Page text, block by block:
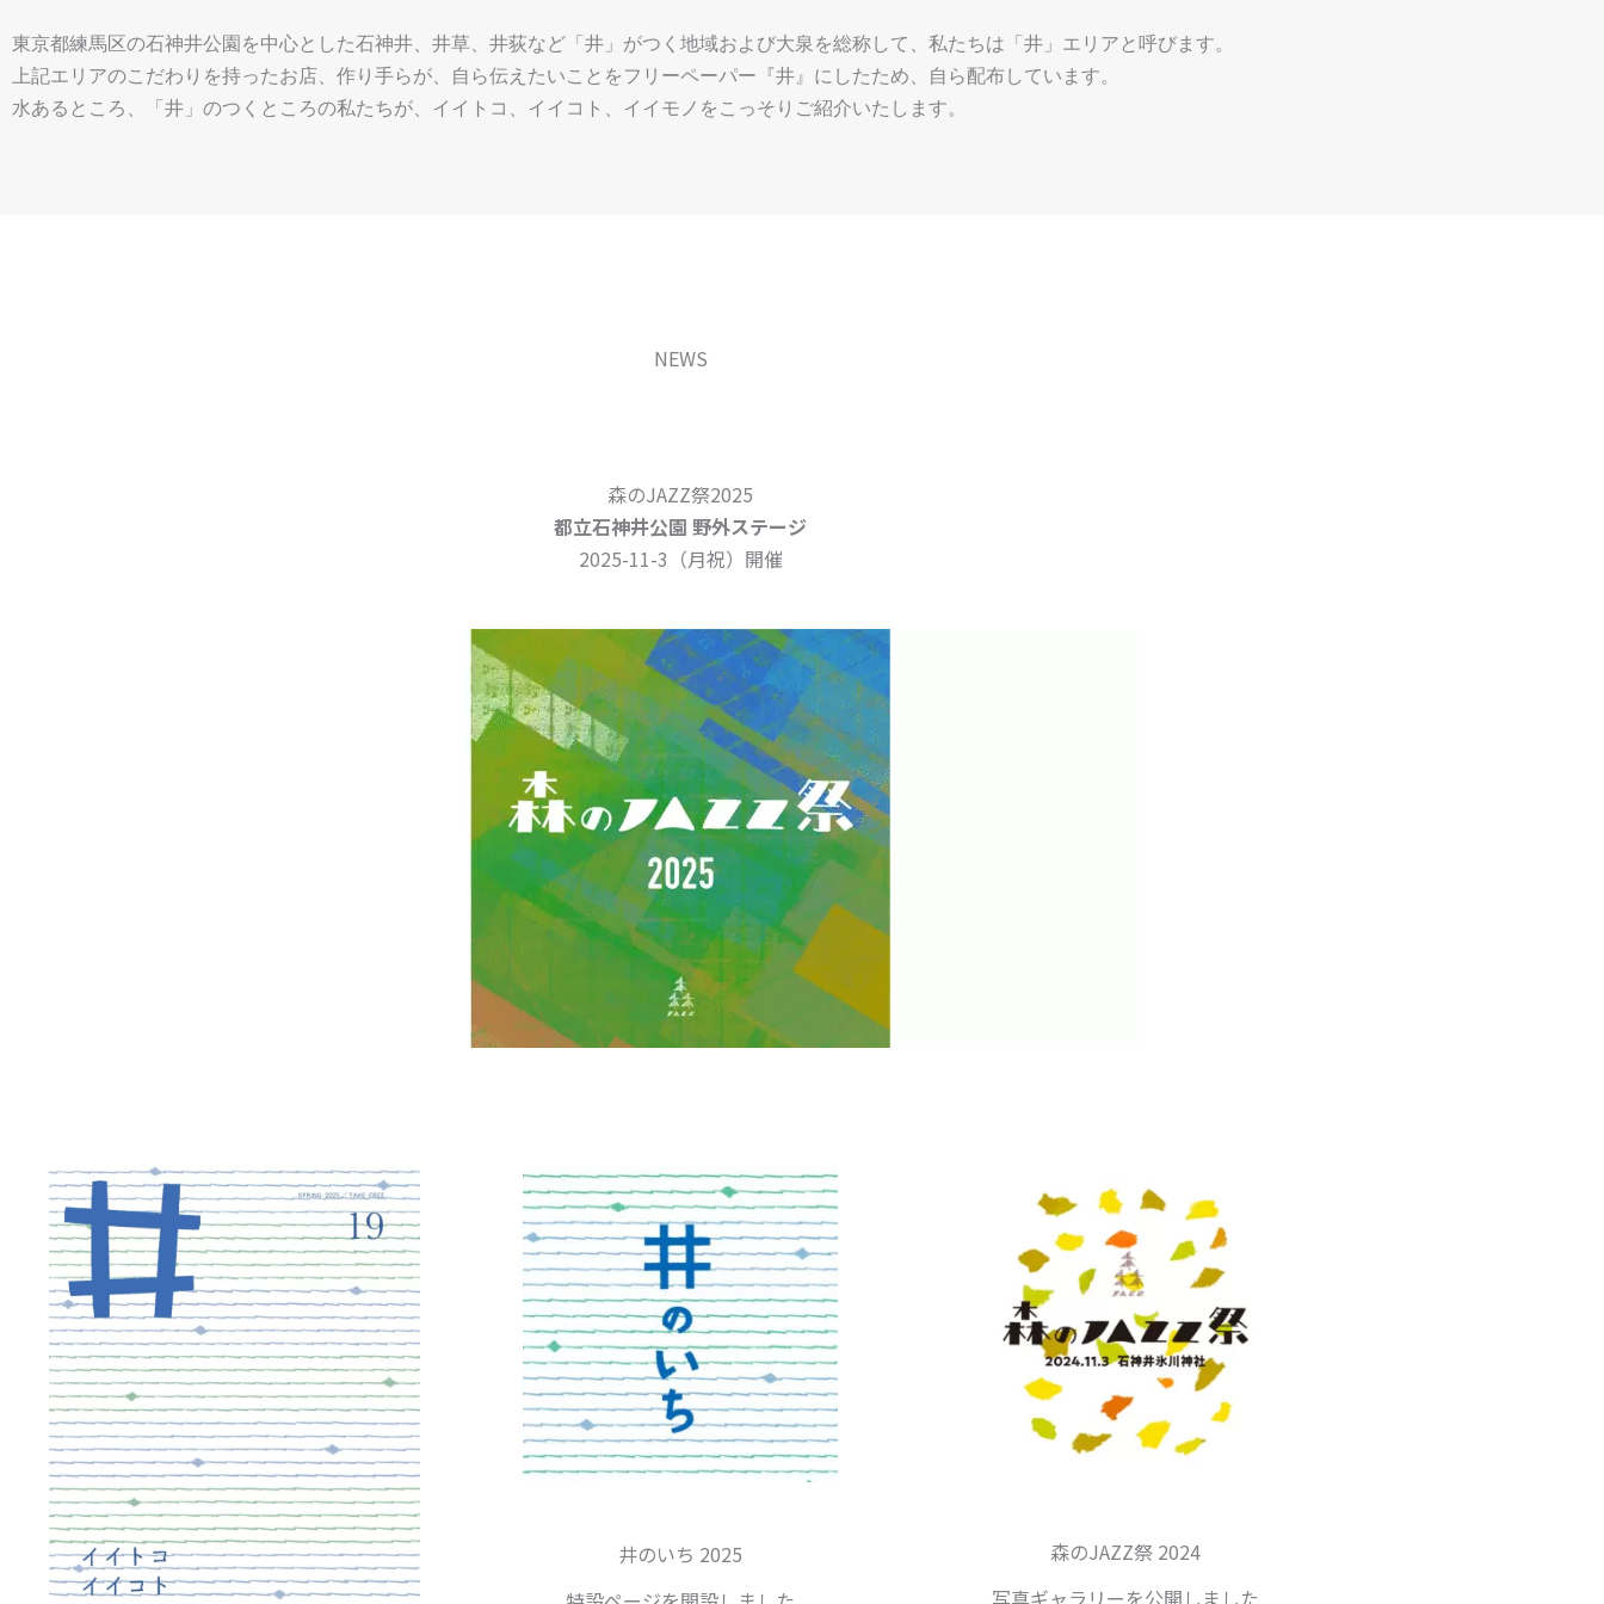
東京都練馬区の石神井公園を中心とした石神井、井草、井荻など「井」がつく地域および大泉を総称して、私たちは「井」エリアと呼びます。
上記エリアのこだわりを持ったお店、作り手らが、自ら伝えたいことをフリーペーパー『井』にしたため、自ら配布しています。
水あるところ、「井」のつくところの私たちが、イイトコ、イイコト、イイモノをこっそりご紹介いたします。
NEWS
森のJAZZ祭2025
都立石神井公園 野外ステージ
2025-11-3（月祝）開催
井のいち 2025
森のJAZZ祭 2024
写真ギャラリーを公開しました